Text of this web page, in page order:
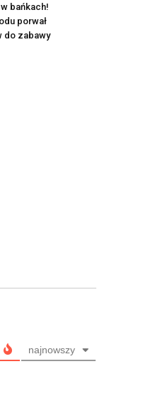
bańkach!
porwał
do zabawy
najnowszy